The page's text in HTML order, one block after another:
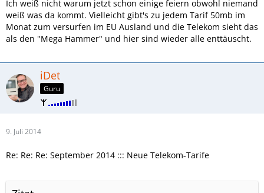
Ich weiß nicht warum jetzt schon einige feiern obwohl niemand
weiß was da kommt. Vielleicht gibt's zu jedem Tarif 50mb im
Monat zum versurfen im EU Ausland und die Telekom sieht das
als den "Mega Hammer" und hier sind wieder alle enttäuscht.
iDet
Guru
9. Juli 2014
Re: Re: Re: September 2014 ::: Neue Telekom-Tarife